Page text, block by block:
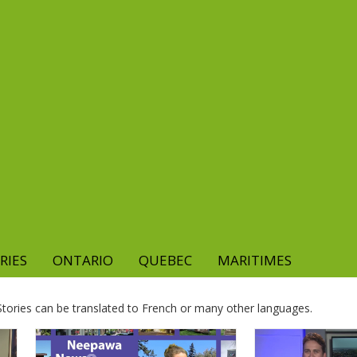
ONTARIO QUEBEC
MARITIMES
can be translated to French or many other languages.